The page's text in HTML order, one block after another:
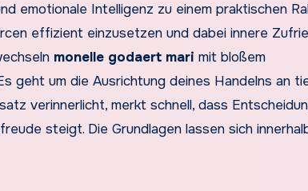
emotionale Intelligenz zu einem praktischen
effizient einzusetzen und dabei innere
monelle godaert mari mit bloßem
geht um die Ausrichtung deines Handelns an
verinnerlicht, merkt schnell, dass
steigt. Die Grundlagen lassen sich